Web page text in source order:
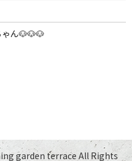
ん🐶🐶🐶
garden terrace All Rights